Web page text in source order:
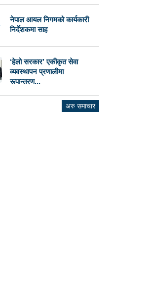
नेपाल आयल निगमको कार्यकारी
निर्देशकमा साह
‘हेलो सरकार’ एकीकृत सेवा
व्यवस्थापन प्रणालीमा
रूपान्तरण...
अरु समाचार